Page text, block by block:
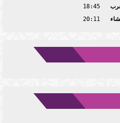
18:45
20:11